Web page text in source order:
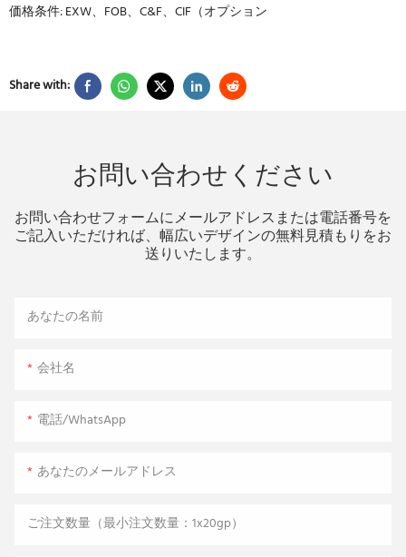
価格条件: EXW、FOB、C&F、CIF（オプション
Share with:
お問い合わせください
お問い合わせフォームにメールアドレスまたは電話番号を
ご記入いただければ、幅広いデザインの無料見積もりをお
送りいたします。
あなたの名前
会社名
電話/WhatsApp
あなたのメールアドレス
ご注文数量（最小注文数量：1x20gp）